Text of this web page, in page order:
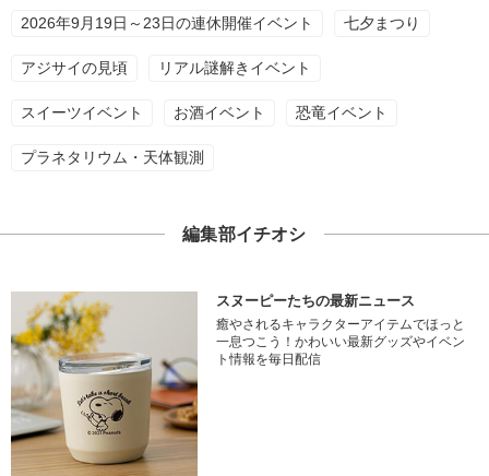
2026年9月19日～23日の連休開催イベント 七夕まつり
アジサイの見頃 リアル謎解きイベント
スイーツイベント お酒イベント 恐竜イベント
プラネタリウム・天体観測
編集部イチオシ
スヌーピーたちの最新ニュース
癒やされるキャラクターアイテムでほっと
一息つこう！かわいい最新グッズやイベン
ト情報を毎日配信